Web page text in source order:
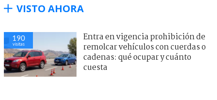
VISTO AHORA
190
visitas
Entra en vigencia prohibición de
remolcar vehículos con cuerdas o
cadenas: qué ocupar y cuánto
cuesta